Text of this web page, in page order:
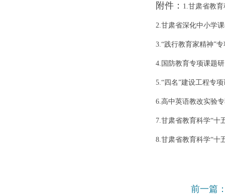
附件： 1.甘肃省教
2.甘肃省深化中小学
3.“践行教育家精神”
4.国防教育专项课题
5.“四名”建设工程专
6.高中英语教改实验
7.甘肃省教育科学“十
8.甘肃省教育科学“十
前一篇